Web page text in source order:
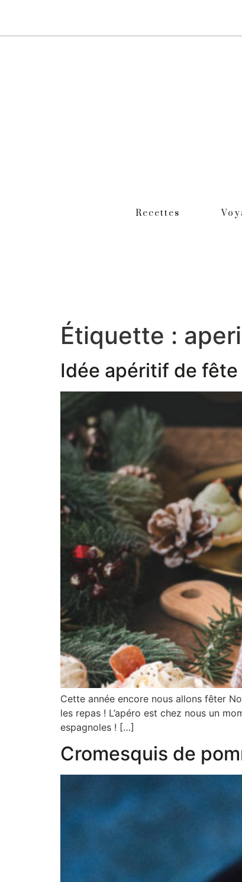
Recettes
Étiquette :
Idée apéritif de fête
Cette année encore nous allons fêter
les repas ! L’apéro est chez nous un
espagnoles ! […]
Cromesquis de